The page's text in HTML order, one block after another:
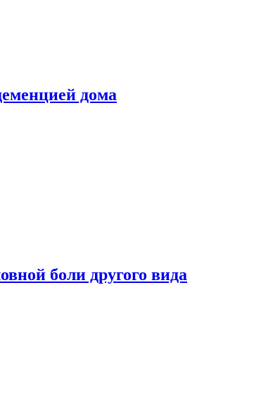
дома
боли другого вида